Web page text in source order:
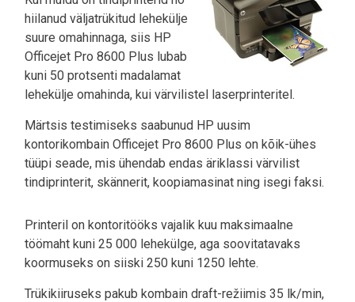
hiilanud väljatrükitud lehekülje
suure omahinnaga, siis HP
Officejet Pro 8600 Plus lubab
kuni 50 protsenti madalamat
lehekülje omahinda, kui värvilistel laserprinteritel.
Märtsis testimiseks saabunud HP uusim
kontorikombain Officejet Pro 8600 Plus on kõik-ühes
tüüpi seade, mis ühendab endas äriklassi värvilist
tindiprinterit, skännerit, koopiamasinat ning isegi faksi.
Printeril on kontoritööks vajalik kuu maksimaalne
töömaht kuni 25 000 lehekülge, aga soovitatavaks
koormuseks on siiski 250 kuni 1250 lehte.
Trükikiiruseks pakub kombain draft-režiimis 35 lk/min,